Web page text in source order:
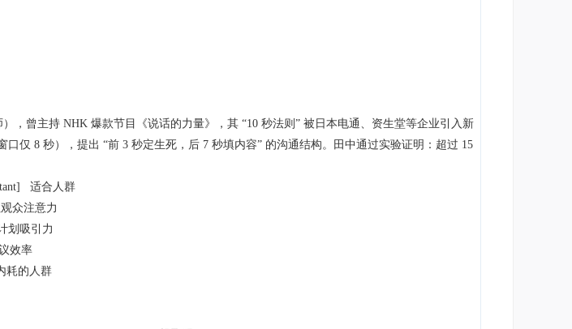
曾主持 NHK 爆款节目《说话的力量》，其 “10 秒法则” 被日本电通、资生堂等企业引入新
仅 8 秒），提出 “前 3 秒定生死，后 7 秒填内容” 的沟通结构。田中通过实验证明：超过 15
适合人群
众注意力
划吸引力
效率
耗的人群